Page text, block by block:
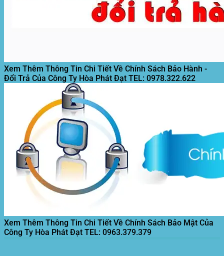
Xem Thêm Thông Tin Chi Tiết Về Chính Sách Bảo Hành -
Đổi Trả Của Công Ty Hòa Phát Đạt TEL: 0978.322.622
Xem Thêm Thông Tin Chi Tiết Về Chính Sách Bảo Mật Của
Công Ty Hòa Phát Đạt TEL: 0963.379.379